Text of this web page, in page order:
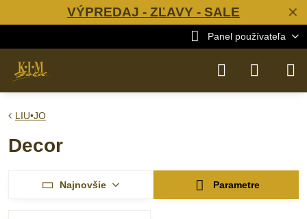
✕
VÝPREDAJ - ZĽAVY - SALE
Panel používateľa
LIU•JO
Decor
Najnovšie Parametre